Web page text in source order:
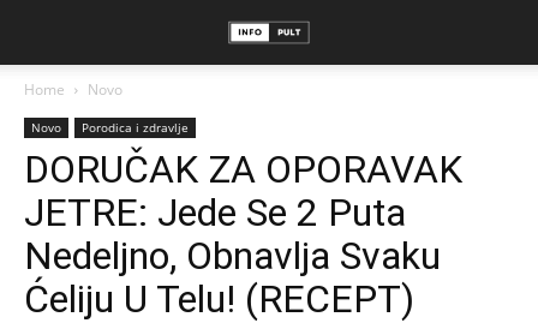
Home Novo
Novo Porodica i zdravlje
DORUČAK ZA OPORAVAK
JETRE: Jede Se 2 Puta
Nedeljno, Obnavlja Svaku
Ćeliju U Telu! (RECEPT)